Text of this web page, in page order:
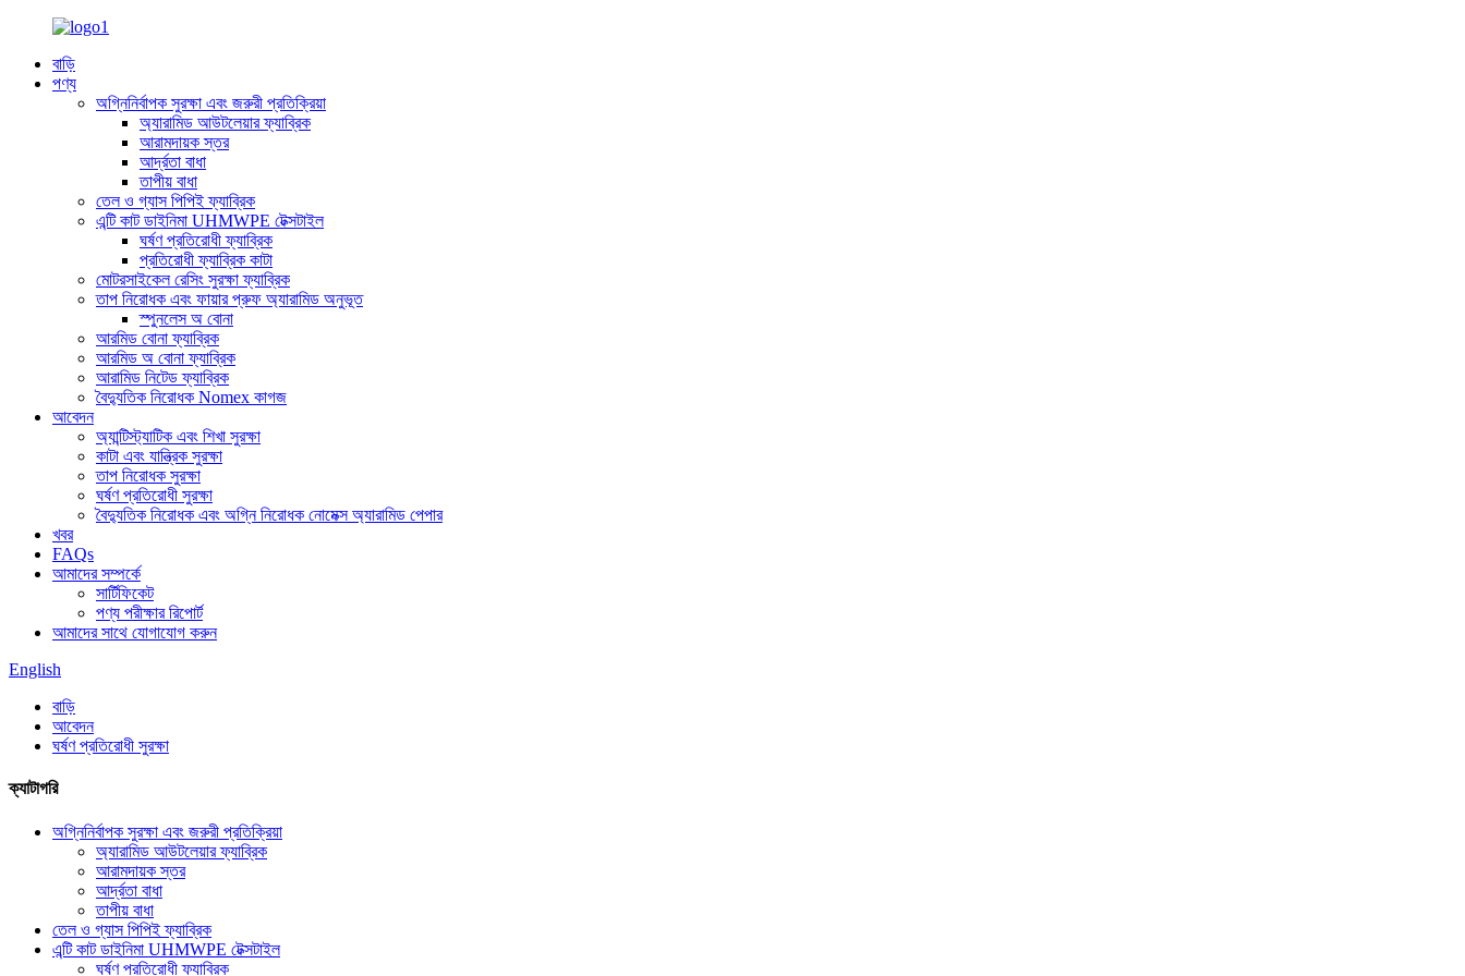
বাড়ি
পণ্য
অগ্নিনির্বাপক সুরক্ষা এবং জরুরী প্রতিক্রিয়া
অ্যারামিড আউটলেয়ার ফ্যাব্রিক
আরামদায়ক স্তর
আর্দ্রতা বাধা
তাপীয় বাধা
তেল ও গ্যাস পিপিই ফ্যাব্রিক
এন্টি কাট ডাইনিমা UHMWPE টেক্সটাইল
ঘর্ষণ প্রতিরোধী ফ্যাব্রিক
প্রতিরোধী ফ্যাব্রিক কাটা
মোটরসাইকেল রেসিং সুরক্ষা ফ্যাব্রিক
তাপ নিরোধক এবং ফায়ার প্রুফ অ্যারামিড অনুভূত
স্পুনলেস অ বোনা
আরমিড বোনা ফ্যাব্রিক
আরমিড অ বোনা ফ্যাব্রিক
আরামিড নিটেড ফ্যাব্রিক
বৈদ্যুতিক নিরোধক Nomex কাগজ
আবেদন
অ্যান্টিস্ট্যাটিক এবং শিখা সুরক্ষা
কাটা এবং যান্ত্রিক সুরক্ষা
তাপ নিরোধক সুরক্ষা
ঘর্ষণ প্রতিরোধী সুরক্ষা
বৈদ্যুতিক নিরোধক এবং অগ্নি নিরোধক নোমেক্স অ্যারামিড পেপার
খবর
FAQs
আমাদের সম্পর্কে
সার্টিফিকেট
পণ্য পরীক্ষার রিপোর্ট
আমাদের সাথে যোগাযোগ করুন
English
বাড়ি
আবেদন
ঘর্ষণ প্রতিরোধী সুরক্ষা
ক্যাটাগরি
অগ্নিনির্বাপক সুরক্ষা এবং জরুরী প্রতিক্রিয়া
অ্যারামিড আউটলেয়ার ফ্যাব্রিক
আরামদায়ক স্তর
আর্দ্রতা বাধা
তাপীয় বাধা
তেল ও গ্যাস পিপিই ফ্যাব্রিক
এন্টি কাট ডাইনিমা UHMWPE টেক্সটাইল
ঘর্ষণ প্রতিরোধী ফ্যাব্রিক